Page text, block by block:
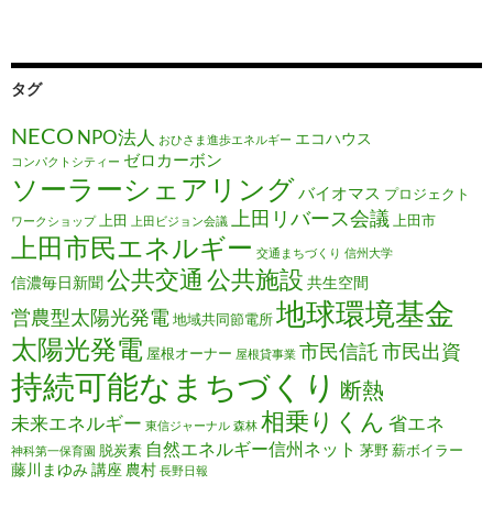
タグ
NECO NPO法人 おひさま進歩エネルギー エコハウス
コンパクトシティー ゼロカーボン
ソーラーシェアリングバイオマス プロジェクト
ワークショップ 上田 上田ビジョン会議 上田リバース会議 上田市
上田市民エネルギー 交通まちづくり 信州大学
信濃毎日新聞公共交通 公共施設 共生空間
営農型太陽光発電 地域共同節電所 地球環境基金
太陽光発電 屋根オーナー 屋根貸事業 市民信託市民出資
持続可能なまちづくり 断熱
未来エネルギー 東信ジャーナル 森林 相乗りくん 省エネ
神科第一保育園 脱炭素 自然エネルギー信州ネット 茅野 薪ボイラー
藤川まゆみ 講座 農村 長野日報